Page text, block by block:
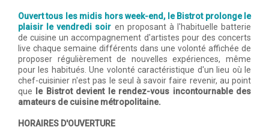
Ouvert tous les midis hors week-end, le Bistrot prolonge le
plaisir le vendredi soir en proposant à l'habituelle batterie
de cuisine un accompagnement d'artistes pour des concerts
live chaque semaine différents dans une volonté affichée de
proposer régulièrement de nouvelles expériences, même
pour les habitués. Une volonté caractéristique d'un lieu où le
chef-cuisinier n'est pas le seul à savoir faire revenir, au point
que
le Bistrot devient le rendez-vous incontournable des
amateurs de cuisine métropolitaine.
HORAIRES D'OUVERTURE